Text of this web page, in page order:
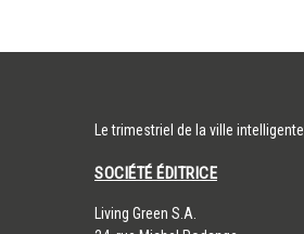
Le trimestriel de la ville intelligente
SOCIÉTÉ ÉDITRICE
​Living Green S.A.